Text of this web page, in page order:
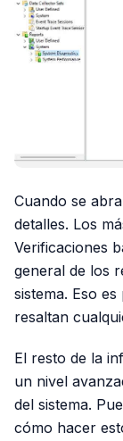
Cuando se
detalles. Los
Verificaciones
general de los
sistema. Eso
resaltan
El resto de la
un nivel
del sistema.
cómo hacer